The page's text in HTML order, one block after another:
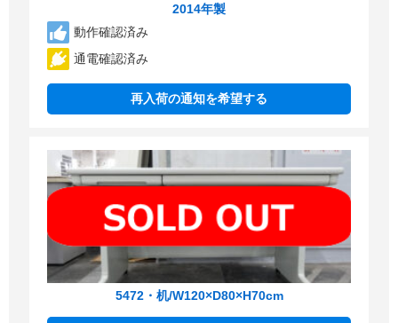
2014年製
動作確認済み
通電確認済み
再入荷の通知を希望する
5472・机/W120×D80×H70cm